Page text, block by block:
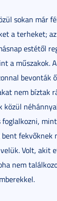
sokan már
a terheket;
estétől
a műszakok.
bevonták
nem bíztak
közül
fekvőknek
Volt, akit
nem